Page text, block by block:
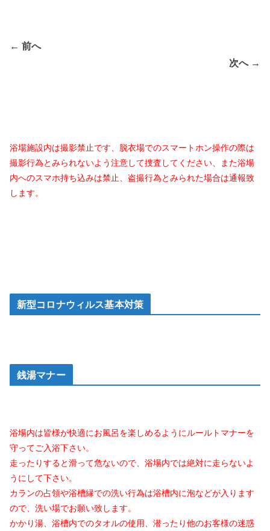
← 前へ
次へ →
浴場施設内は撮影禁止です、脱衣場でのスマートホン操作の際は
撮影行為とみられないよう注意して捜査してください、また浴場
内へのスマホ持ち込みは禁止、盗撮行為とみられた場合は通報致
します。
新型コロナウィルス基本対策
銭湯マナー
浴場内は皆様が快適にお風呂を楽しめるようにルールトマナーを
守ってご入浴下さい。
走ったりすると滑って危ないので、浴場内では絶対に走らないよ
うにして下さい。
カランの占領や浴槽縁での洗い行為は浴槽内に泡などが入ります
ので、洗い場でお願い致します。
かかり湯、浴槽内でのタオルの使用、潜ったり他のお客様の迷惑